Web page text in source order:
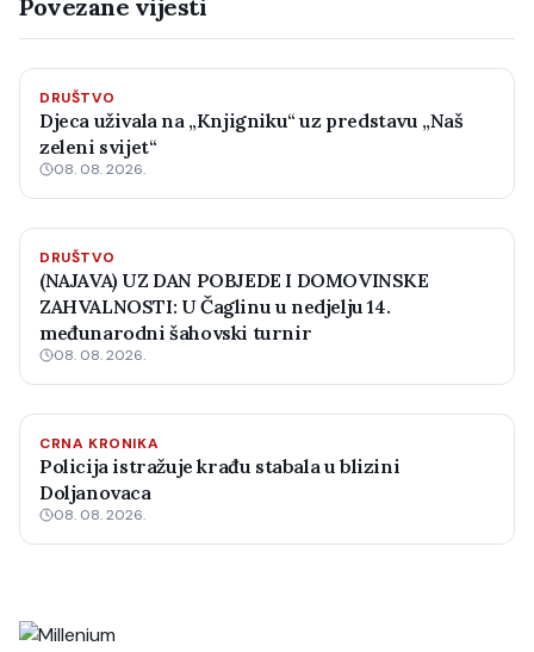
Povezane vijesti
DRUŠTVO
Djeca uživala na „Knjigniku“ uz predstavu „Naš
zeleni svijet“
08. 08. 2026.
DRUŠTVO
(NAJAVA) UZ DAN POBJEDE I DOMOVINSKE
ZAHVALNOSTI: U Čaglinu u nedjelju 14.
međunarodni šahovski turnir
08. 08. 2026.
CRNA KRONIKA
Policija istražuje krađu stabala u blizini
Doljanovaca
08. 08. 2026.